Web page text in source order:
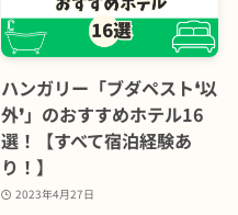
ハンガリー「ブダペスト❛以
外❜」のおすすめホテル16
選！【すべて宿泊経験あ
り！】
2023年4月27日